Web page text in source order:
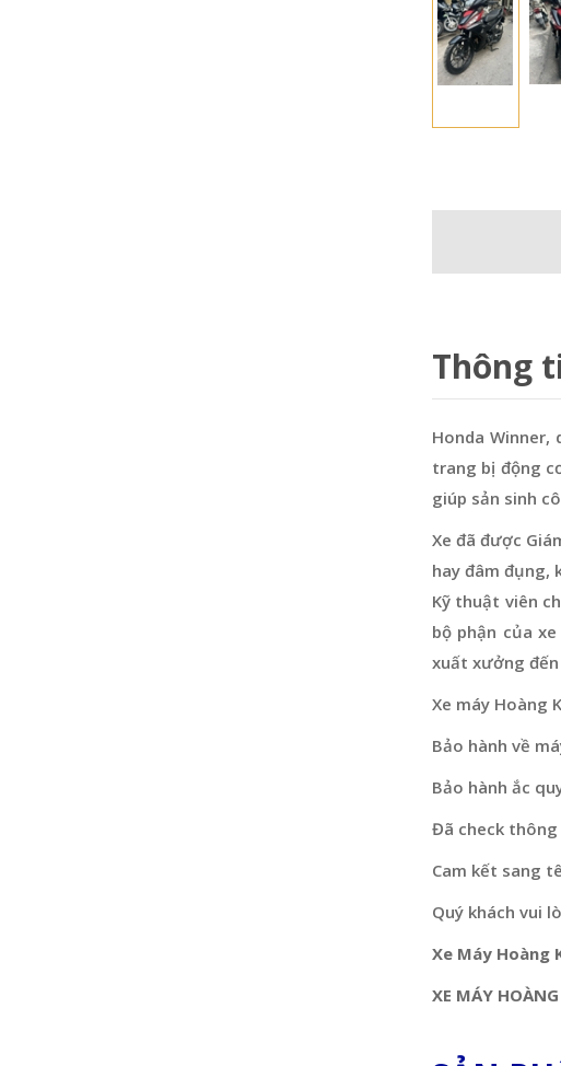
Thông
Honda Winner,
trang bị động
giúp sản sinh
Xe đã được
hay đâm đụng,
Kỹ thuật viên
bộ phận của
xuất xưởng
Xe máy Hoàng
Bảo hành về
Bảo hành ắc
Đã check thông
Cam kết sang
Quý khách vui
Xe Máy Hoàng
XE MÁY